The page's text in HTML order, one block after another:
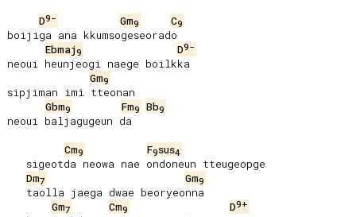
D9- Gm9 C9
boijiga ana kkumsogeseorado
Ebmaj9 D9-
neoui heunjeogi naege boilkka
Gm9
sipjiman imi tteonan
Gbm9 Fm9 Bb9
neoui baljagugeun da
Cm9 F9sus4
Dm7 Gm9
Gm7 Cm9 D9+